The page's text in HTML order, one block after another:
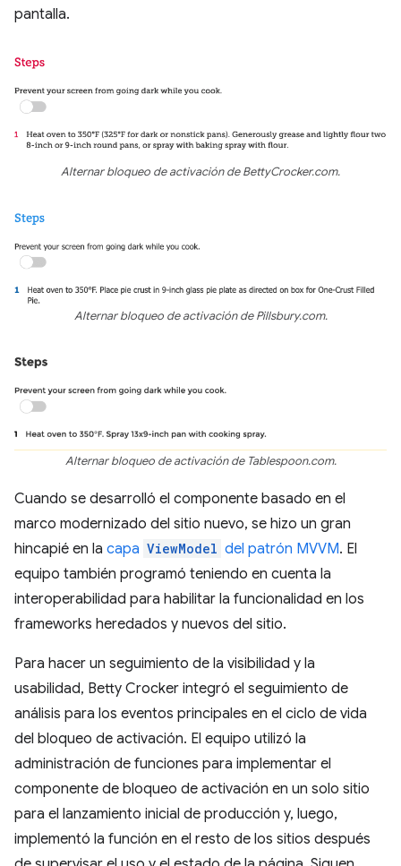
pantalla.
Alternar bloqueo de activación de BettyCrocker.com.
Alternar bloqueo de activación de Pillsbury.com.
Alternar bloqueo de activación de Tablespoon.com.
Cuando se desarrolló el componente basado en el
marco modernizado del sitio nuevo, se hizo un gran
hincapié en la capa ViewModel del patrón MVVM. El
equipo también programó teniendo en cuenta la
interoperabilidad para habilitar la funcionalidad en los
frameworks heredados y nuevos del sitio.
Para hacer un seguimiento de la visibilidad y la
usabilidad, Betty Crocker integró el seguimiento de
análisis para los eventos principales en el ciclo de vida
del bloqueo de activación. El equipo utilizó la
administración de funciones para implementar el
componente de bloqueo de activación en un solo sitio
para el lanzamiento inicial de producción y, luego,
implementó la función en el resto de los sitios después